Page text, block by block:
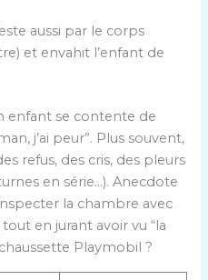
aussi par le corps
et envahit l’enfant de
enfant se contente de
j’ai peur”. Plus souvent,
refus, des cris, des pleurs
en série…). Anecdote
la chambre avec
en jurant avoir vu “la
Playmobil ?